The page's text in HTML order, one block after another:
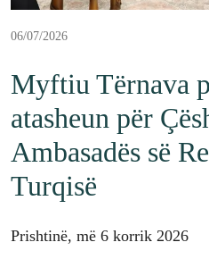
06/07/2026
Myftiu Tërnava
atasheun për
Ambasadës së
Turqisë
Prishtinë, më 6 korrik 2026